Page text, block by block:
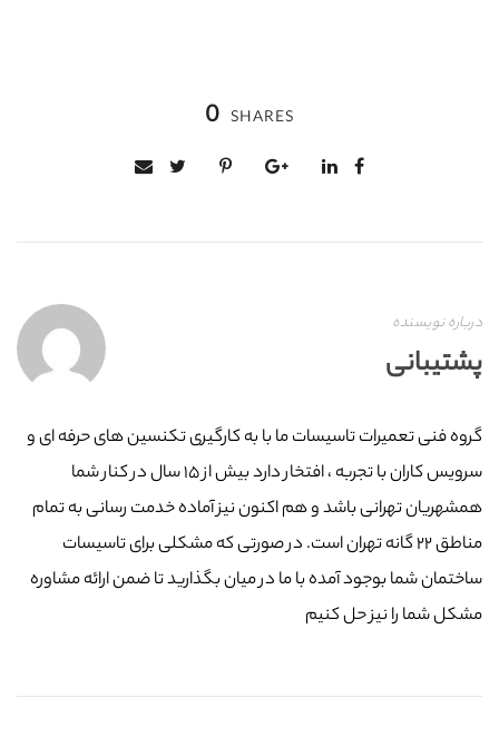
0 SHARES
درباره نویسنده
پشتیبانی
گروه فنی تعمیرات تاسیسات ما با به‌ کارگیری تکنسین های حرفه ای و
سرویس کاران با تجربه ، افتخار دارد بیش از ۱۵ سال در کنار شما
همشهریان تهرانی باشد و هم اکنون نیز آماده خدمت رسانی به تمام
مناطق ۲۲ گانه تهران است. در صورتی که مشکلی برای تاسیسات
ساختمان شما بوجود آمده با ما در میان بگذارید تا ضمن ارائه مشاوره
مشکل شما را نیز حل کنیم